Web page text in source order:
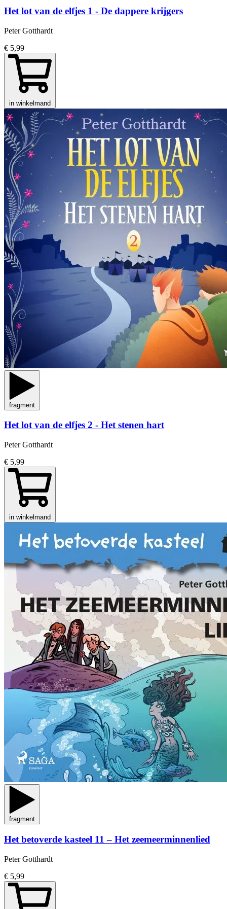
Het lot van de elfjes 1 - De dappere krijgers
Peter Gotthardt
€ 5,99
in winkelmand
fragment
Het lot van de elfjes 2 - Het stenen hart
Peter Gotthardt
€ 5,99
in winkelmand
fragment
Het betoverde kasteel 11 – Het zeemeerminnenlied
Peter Gotthardt
€ 5,99